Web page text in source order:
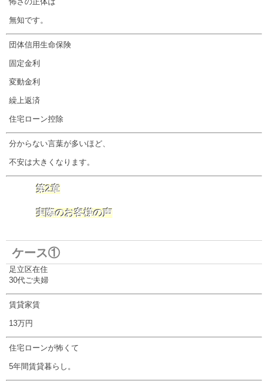
無知です。
団体信用生命保険
固定金利
変動金利
繰上返済
住宅ローン控除
分からない言葉が多いほど、
不安は大きくなります。
第2章
実際のお客様の声
ケース①
足立区在住
30代ご夫婦
賃貸家賃
13万円
住宅ローンが怖くて
5年間賃貸暮らし。